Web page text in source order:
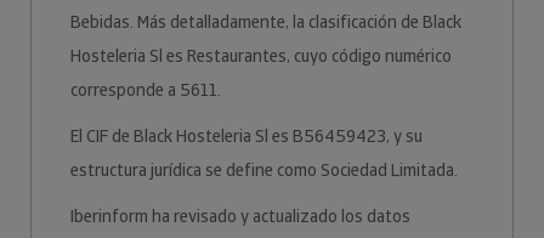
Bebidas. Más detalladamente, la clasificación de Black
Hosteleria Sl es Restaurantes, cuyo código numérico
corresponde a 5611.
El CIF de Black Hosteleria Sl es B56459423, y su
estructura jurídica se define como Sociedad Limitada.
Iberinform ha revisado y actualizado los datos